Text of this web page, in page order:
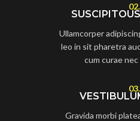
02.
Ullamcorper
leo in sit pharetra
cum curae
03.
Gravida morbi